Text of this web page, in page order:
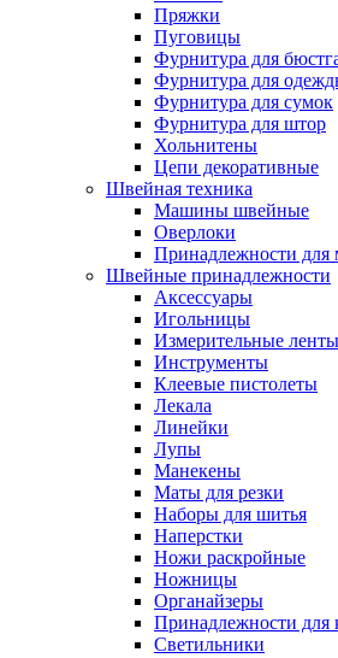
Пряжки
Пуговицы
Фурнитура для
Фурнитура для
Фурнитура для сумок
Фурнитура для штор
Хольнитены
Цепи декоративные
Швейная техника
Машины швейные
Оверлоки
Принадлежности для
Швейные принадлежности
Аксессуары
Игольницы
Измерительные ленты
Инструменты
Клеевые пистолеты
Лекала
Линейки
Лупы
Манекены
Маты для резки
Наборы для шитья
Наперстки
Ножи раскройные
Ножницы
Органайзеры
Принадлежности для
Светильники